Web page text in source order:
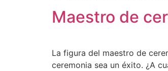
Maestro de
La figura del maestro de
ceremonia sea un éxito. ¿A